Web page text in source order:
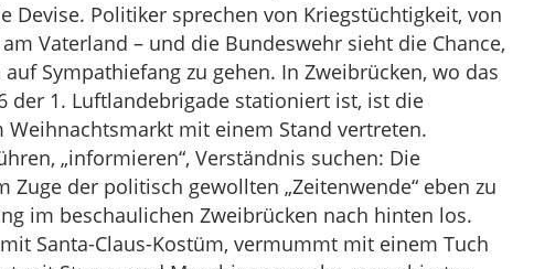
Lautstärke
zu
regeln.
Devise. Politiker sprechen von Kriegstüchtigkeit, von
Vaterland – und die Bundeswehr sieht die Chance,
Sympathiefang zu gehen. In Zweibrücken, wo das
der 1. Luftlandebrigade stationiert ist, ist die
Weihnachtsmarkt mit einem Stand vertreten.
„informieren“, Verständnis suchen: Die
Zuge der politisch gewollten „Zeitenwende“ eben zu
im beschaulichen Zweibrücken nach hinten los.
Santa-Claus-Kostüm, vermummt mit einem Tuch